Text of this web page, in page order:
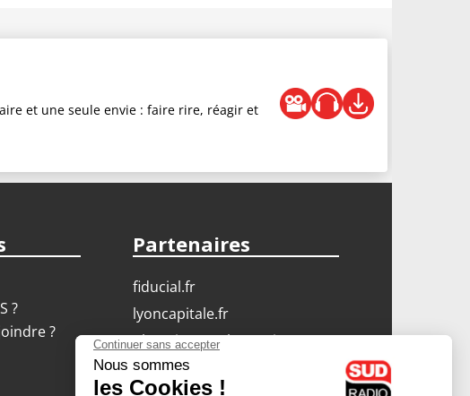
et une seule envie : faire rire, réagir et
?
?
Partenaires
fiducial.fr
lyoncapitale.fr
olympique-et-lyonnais.com